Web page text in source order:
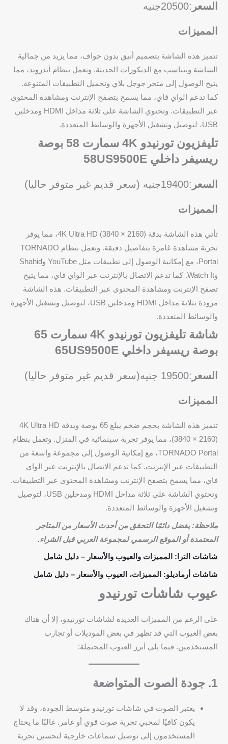
السعر :20500جنيه
المميزات
تتميز هذه الشاشة بتصميم أنيق بدون حواف، مما يزيد من جمالية
الشاشة ويتناسب مع الديكورات الحديثة. وتعمل بنظام أندرويد، مما
يتيح الوصول إلى متجر جوجل بلاي وتحميل التطبيقات المتنوعة.
كما تدعم الواي فاي، مما يسمح بتصفح الإنترنت ومشاهدة المحتوى
عبر التطبيقات. وتحتوي الشاشة على ثلاثة مداخل HDMI ومدخلين
USB، لتوصيل وتشغيل الأجهزة والوسائط المتعددة.
تليفزيون تورنيدو 4K سمارت 58 بوصة
ريسيفر داخلي 58US9500E
السعر :19400جنيه (سعر قديم غير متوفر حاليا)
المميزات
تأتي هذه الشاشة بدقة 4K Ultra HD (3840 × 2160)، مما يوفر
تجربة مشاهدة غامرة بتفاصيل دقيقة. وتعمل بنظام TORNADO
Portal، مع إمكانية الوصول إلى تطبيقات مثل YouTube وShahid
وWatch It. كما تدعم الاتصال بالإنترنت عبر الواي فاي، مما يتيح
تصفح الإنترنت ومشاهدة المحتوى عبر التطبيقات. هذه الشاشة
مزودة بثلاثة مداخل HDMI ومدخلين USB، لتوصيل وتشغيل الأجهزة
والوسائط المتعددة.
شاشة تليفزيون تورنيدو 4K سمارت 65
بوصة ريسيفر داخلي 65US9500E
السعر :19500 جنيه(سعر قديم غير متوفر حاليا)
المميزات
تتميز هذه الشاشة بحجم ضخم يبلغ 65 بوصة وبدقة 4K Ultra HD
(3840 × 2160)، مما يوفر تجربة سينمائية في المنزل. وتعمل بنظام
TORNADO Portal، مع إمكانية الوصول إلى مجموعة واسعة من
التطبيقات عبر الإنترنت. كما تدعم الاتصال بالإنترنت عبر الواي
فاي، مما يسمح بتصفح الإنترنت ومشاهدة المحتوى عبر التطبيقات.
وتحتوي الشاشة على ثلاثة مداخل HDMI ومدخلين USB، لتوصيل
وتشغيل الأجهزة والوسائط المتعددة.
ملاحظة: يفضل دائمًا التحقق من أحدث الأسعار من المتاجر
المعتمدة أو الموقع الرسمي لمجموعة العربي قبل الشراء.
شاشات الترا: المميزات والعيوب والأسعار – دليل شامل
شاشات أرماديلو: المميزات، العيوب والأسعار – دليل شامل
عيوب شاشات تورنيدو
على الرغم من المميزات العديدة لشاشات تورنيدو، إلا أن هناك
بعض العيوب التي قد تظهر في بعض الموديلات أو تجارب
المستخدمين. فيما يلي أبرز العيوب المحتملة:
1. جودة الصوت المتواضعة
يعتبر الصوت في شاشات تورنيدو متوسط الجودة، وقد لا
يكون كافيًا لمحبي تجربة صوت قوي أو غامر. غالبًا ما يحتاج
المستخدمون إلى توصيل سماعات خارجية لتحسين تجربة